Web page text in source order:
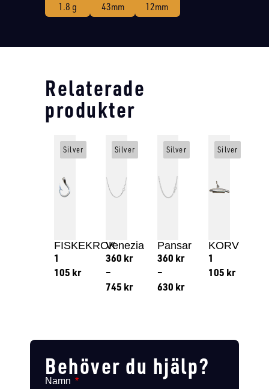
1.8 g
43mm
12mm
Relaterade
produkter
FISKEKROK
1
105 kr
Silver
Venezia
360 kr
–
745 kr
Silver
Pansar
360 kr
–
630 kr
Silver
KORV
1
105 kr
Silver
Behöver du hjälp?
Namn